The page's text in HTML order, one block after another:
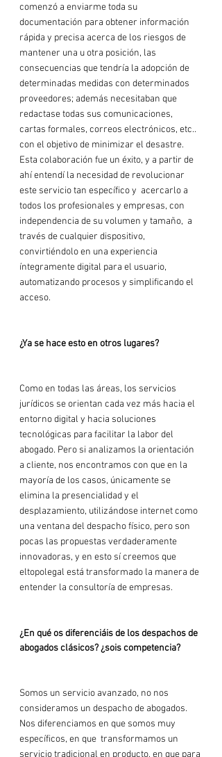
comenzó a enviarme toda su
documentación para obtener información
rápida y precisa acerca de los riesgos de
mantener una u otra posición, las
consecuencias que tendría la adopción de
determinadas medidas con determinados
proveedores; además necesitaban que
redactase todas sus comunicaciones,
cartas formales, correos electrónicos, etc..
con el objetivo de minimizar el desastre.
Esta colaboración fue un éxito, y a partir de
ahí entendí la necesidad de revolucionar
este servicio tan específico y  acercarlo a
todos los profesionales y empresas, con
independencia de su volumen y tamaño,  a
través de cualquier dispositivo,
convirtiéndolo en una experiencia
íntegramente digital para el usuario,
automatizando procesos y simplificando el
acceso.
¿Ya se hace esto en otros lugares?
Como en todas las áreas, los servicios
jurídicos se orientan cada vez más hacia el
entorno digital y hacia soluciones
tecnológicas para facilitar la labor del
abogado. Pero si analizamos la orientación
a cliente, nos encontramos con que en la
mayoría de los casos, únicamente se
elimina la presencialidad y el
desplazamiento, utilizándose internet como
una ventana del despacho físico, pero son
pocas las propuestas verdaderamente
innovadoras, y en esto sí creemos que
eltopolegal está transformado la manera de
entender la consultoría de empresas.
¿En qué os diferenciáis de los despachos de
abogados clásicos? ¿sois competencia?
Somos un servicio avanzado, no nos
consideramos un despacho de abogados.
Nos diferenciamos en que somos muy
específicos, en que  transformamos un
servicio tradicional en producto, en que para